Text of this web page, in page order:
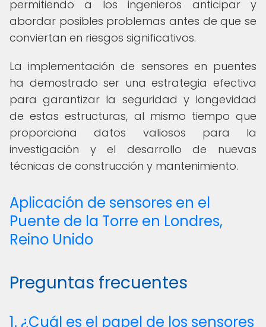
permitiendo a los ingenieros anticipar y
abordar posibles problemas antes de que se
conviertan en riesgos significativos.
La implementación de sensores en puentes
ha demostrado ser una estrategia efectiva
para garantizar la seguridad y longevidad
de estas estructuras, al mismo tiempo que
proporciona datos valiosos para la
investigación y el desarrollo de nuevas
técnicas de construcción y mantenimiento.
Aplicación de sensores en el
Puente de la Torre en Londres,
Reino Unido
Preguntas frecuentes
1. ¿Cuál es el papel de los sensores